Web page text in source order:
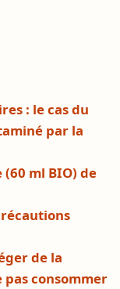
: le cas du
par la
ml BIO) de
de la
pas consommer